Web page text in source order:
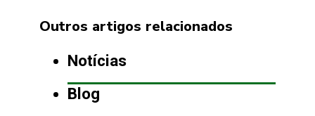
Outros artigos relacionados
Notícias
Blog